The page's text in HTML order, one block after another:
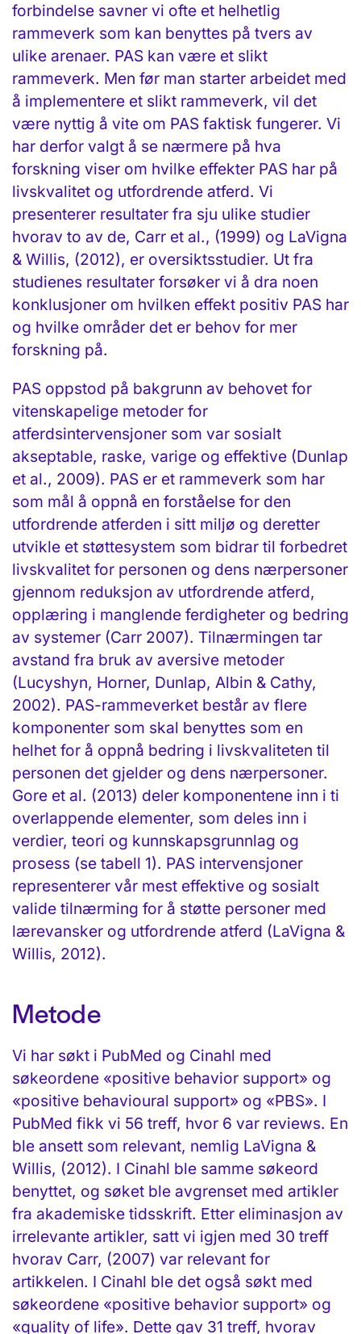
forbindelse savner vi ofte et helhetlig
rammeverk som kan benyttes på tvers av
ulike arenaer. PAS kan være et slikt
rammeverk. Men før man starter arbeidet med
å implementere et slikt rammeverk, vil det
være nyttig å vite om PAS faktisk fungerer. Vi
har derfor valgt å se nærmere på hva
forskning viser om hvilke effekter PAS har på
livskvalitet og utfordrende atferd. Vi
presenterer resultater fra sju ulike studier
hvorav to av de, Carr et al., (1999) og LaVigna
& Willis, (2012), er oversiktsstudier. Ut fra
studienes resultater forsøker vi å dra noen
konklusjoner om hvilken effekt positiv PAS har
og hvilke områder det er behov for mer
forskning på.
PAS oppstod på bakgrunn av behovet for
vitenskapelige metoder for
atferdsintervensjoner som var sosialt
akseptable, raske, varige og effektive (Dunlap
et al., 2009). PAS er et rammeverk som har
som mål å oppnå en forståelse for den
utfordrende atferden i sitt miljø og deretter
utvikle et støttesystem som bidrar til forbedret
livskvalitet for personen og dens nærpersoner
gjennom reduksjon av utfordrende atferd,
opplæring i manglende ferdigheter og bedring
av systemer (Carr 2007). Tilnærmingen tar
avstand fra bruk av aversive metoder
(Lucyshyn, Horner, Dunlap, Albin & Cathy,
2002). PAS-rammeverket består av flere
komponenter som skal benyttes som en
helhet for å oppnå bedring i livskvaliteten til
personen det gjelder og dens nærpersoner.
Gore et al. (2013) deler komponentene inn i ti
overlappende elementer, som deles inn i
verdier, teori og kunnskapsgrunnlag og
prosess (se tabell 1). PAS intervensjoner
representerer vår mest effektive og sosialt
valide tilnærming for å støtte personer med
lærevansker og utfordrende atferd (LaVigna &
Willis, 2012).
Metode
Vi har søkt i PubMed og Cinahl med
søkeordene «positive behavior support» og
«positive behavioural support» og «PBS». I
PubMed fikk vi 56 treff, hvor 6 var reviews. En
ble ansett som relevant, nemlig LaVigna &
Willis, (2012). I Cinahl ble samme søkeord
benyttet, og søket ble avgrenset med artikler
fra akademiske tidsskrift. Etter eliminasjon av
irrelevante artikler, satt vi igjen med 30 treff
hvorav Carr, (2007) var relevant for
artikkelen. I Cinahl ble det også søkt med
søkeordene «positive behavior support» og
«quality of life». Dette gav 31 treff, hvorav